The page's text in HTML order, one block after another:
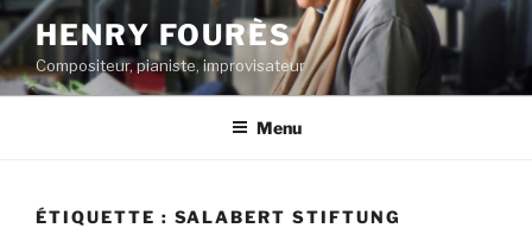
Aller
au
contenu
principal
HENRY FOURÈS
Compositeur, pianiste, improvisateur
Menu
ÉTIQUETTE : SALABERT STIFTUNG